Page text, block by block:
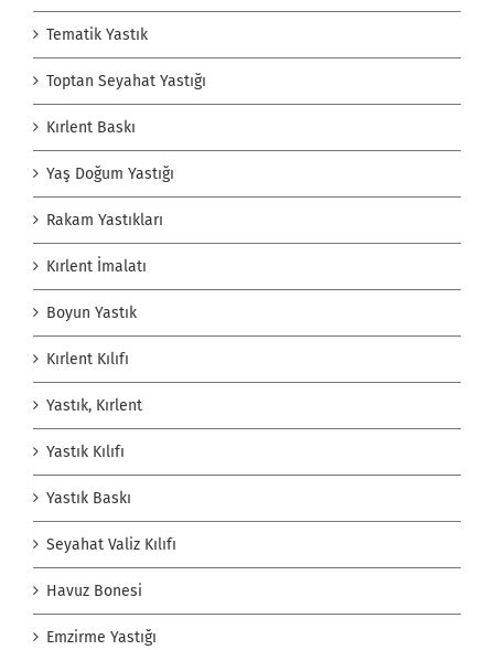
Tematik Yastık
Toptan Seyahat Yastığı
Kırlent Baskı
Yaş Doğum Yastığı
Rakam Yastıkları
Kırlent İmalatı
Boyun Yastık
Kırlent Kılıfı
Yastık, Kırlent
Yastık Kılıfı
Yastık Baskı
Seyahat Valiz Kılıfı
Havuz Bonesi
Emzirme Yastığı